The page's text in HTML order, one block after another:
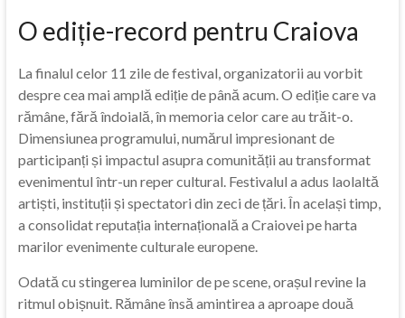
O ediție-record pentru Craiova
La finalul celor 11 zile de festival, organizatorii au vorbit
despre cea mai amplă ediție de până acum. O ediție care va
rămâne, fără îndoială, în memoria celor care au trăit-o.
Dimensiunea programului, numărul impresionant de
participanți și impactul asupra comunității au transformat
evenimentul într-un reper cultural. Festivalul a adus laolaltă
artiști, instituții și spectatori din zeci de țări. În același timp,
a consolidat reputația internațională a Craiovei pe harta
marilor evenimente culturale europene.
Odată cu stingerea luminilor de pe scene, orașul revine la
ritmul obișnuit. Rămâne însă amintirea a aproape două